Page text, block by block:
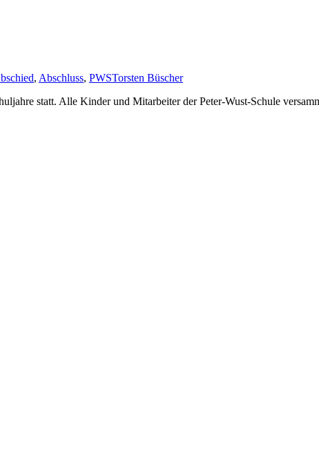
, Abschluss, PWSTorsten Büscher
statt. Alle Kinder und Mitarbeiter der Peter-Wust-Schule